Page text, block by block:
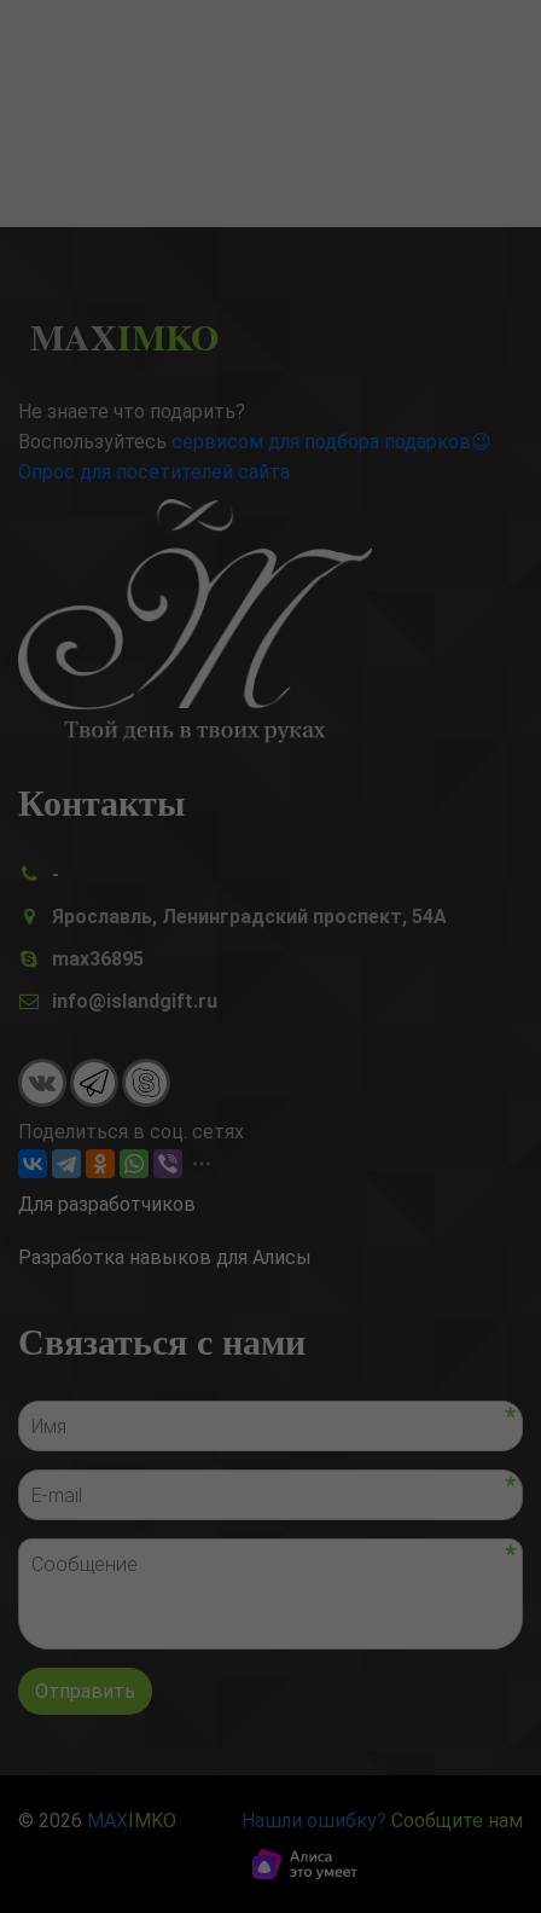
MAXIMKO
Не знаете что подарить?
Воспользуйтесь сервисом для подбора подарков😉
Опрос для посетителей сайта
Контакты
-
Ярославль, Ленинградский проспект, 54А
max36895
info@islandgift.ru
Поделиться в соц. сетях
Для разработчиков
Разработка навыков для Алисы
Связаться с нами
Отправить
© 2026 MAXIMKO Нашли ошибку? Сообщите нам